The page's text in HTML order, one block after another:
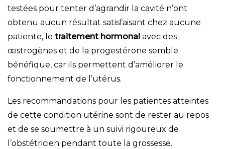
testées pour tenter d’agrandir la cavité n’ont
obtenu aucun résultat satisfaisant chez aucune
patiente, le traitement hormonal avec des
œstrogènes et de la progestérone semble
bénéfique, car ils permettent d’améliorer le
fonctionnement de l’utérus.
Les recommandations pour les patientes atteintes
de cette condition utérine sont de rester au repos
et de se soumettre à un suivi rigoureux de
l’obstétricien pendant toute la grossesse.